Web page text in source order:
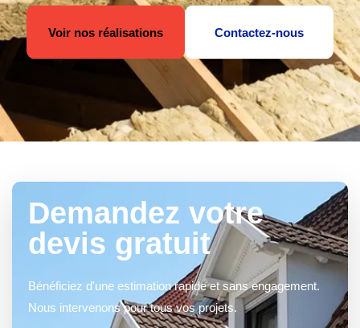
Voir nos réalisations Contactez-nous
Demandez votre
devis gratuit
Bénéficiez d'une estimation rapide et sans engagement.
Nous intervenons pour tous vos projets.